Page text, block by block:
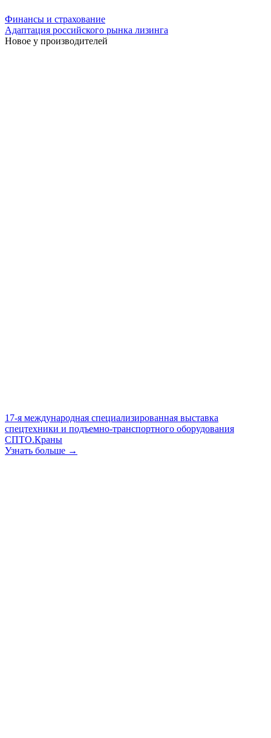
Финансы и страхование
Адаптация российского рынка лизинга
Новое у производителей
17-я международная специализированная выставка
спецтехники и подъемно-транспортного оборудования
СПТО.Краны
Узнать больше →